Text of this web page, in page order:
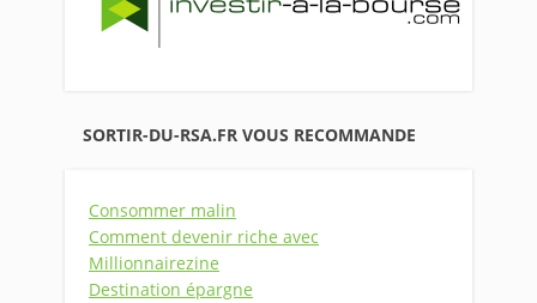
SORTIR-DU-RSA.FR VOUS RECOMMANDE
Consommer malin
Comment devenir riche avec
Millionnairezine
Destination épargne